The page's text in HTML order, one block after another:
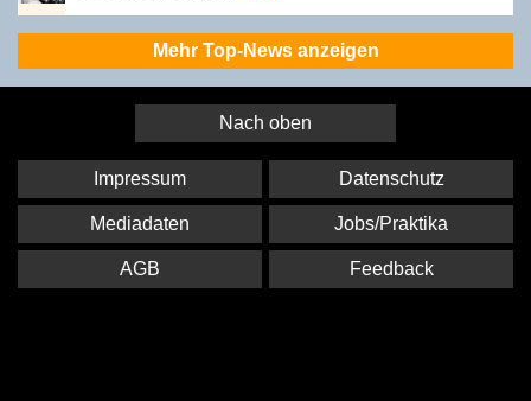
Mehr Top-News anzeigen
Nach oben
Impressum Datenschutz
Mediadaten Jobs/Praktika
AGB Feedback